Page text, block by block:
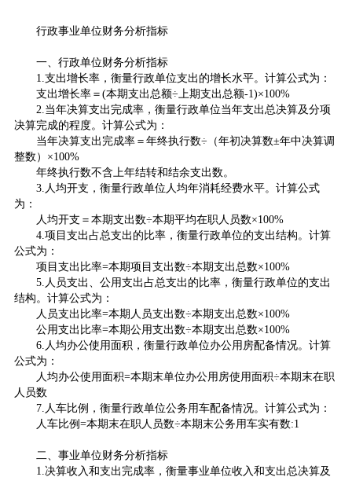
行政事业单位财务分析指标
一、行政单位财务分析指标
1.支出增长率，衡量行政单位支出的增长水平。计算公式为：
支出增长率＝(本期支出总额÷上期支出总额-1)×100%
2.当年决算支出完成率，衡量行政单位当年支出总决算及分项
决算完成的程度。计算公式为：
当年决算支出完成率＝年终执行数÷（年初决算数±年中决算调
整数）×100%
年终执行数不含上年结转和结余支出数。
3.人均开支，衡量行政单位人均年消耗经费水平。计算公式
为：
人均开支＝本期支出数÷本期平均在职人员数×100%
4.项目支出占总支出的比率，衡量行政单位的支出结构。计算
公式为：
项目支出比率=本期项目支出数÷本期支出总数×100%
5.人员支出、公用支出占总支出的比率，衡量行政单位的支出
结构。计算公式为：
人员支出比率=本期人员支出数÷本期支出总数×100%
公用支出比率=本期公用支出数÷本期支出总数×100%
6.人均办公使用面积，衡量行政单位办公用房配备情况。计算
公式为：
人均办公使用面积=本期末单位办公用房使用面积÷本期末在职
人员数
7.人车比例，衡量行政单位公务用车配备情况。计算公式为：
人车比例=本期末在职人员数÷本期末公务用车实有数:1
二、事业单位财务分析指标
1.决算收入和支出完成率，衡量事业单位收入和支出总决算及